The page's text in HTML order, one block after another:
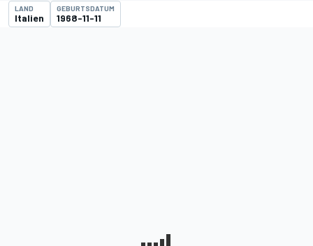
LAND
Italien
GEBURTSDATUM
1968-11-11